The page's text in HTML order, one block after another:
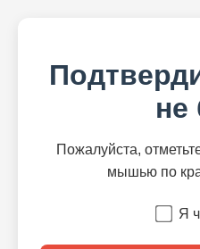
не
Пожалуйста,
мышью по
Я